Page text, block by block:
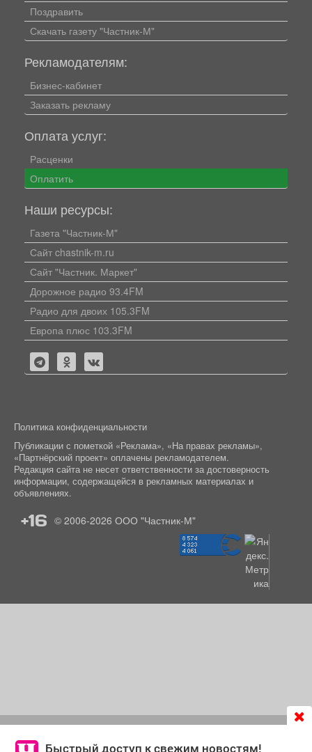
Быстрый доступ к свежим новостям!
согласие на обработку файлов cookie, которые
Поздравить
Скачать газету "Частник-М"
Рекламодателям:
Бизнес-кабинет
Заказать рекламу
Оплата услуг:
Расценки
Оплатить
Наши ресурсы:
Газета "Частник-М"
Сайт chastnik-m.ru
Сайт "Частник. Маркет"
Дорожное радио 93.4FM
Радио для двоих 105.3FM
Европа плюс 103.3FM
Политика конфиденциальности
Публикации с пометкой «Реклама», «На правах рекламы»,
«Партнёрский проект» оплачены рекламодателем.
Редакция сайта не несет ответственности за достоверность
информации, содержащейся в рекламных материалах и
объявлениях.
+16 © 2006-2026 ООО "Частник-М"